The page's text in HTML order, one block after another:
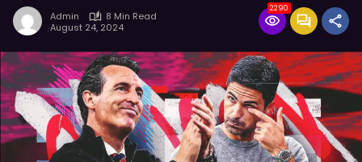
Admin
8 Min Read
August 24, 2024
2290